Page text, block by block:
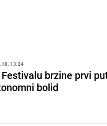
13:24
Festivalu brzine prvi
bolid